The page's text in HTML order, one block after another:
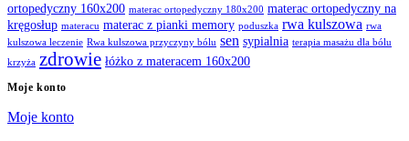
ortopedyczny 160x200 materac ortopedyczny 180x200 materac ortopedyczny na
kręgosłup materacu materac z pianki memory poduszka rwa kulszowa rwa
kulszowa leczenie Rwa kulszowa przyczyny bólu sen sypialnia terapia masażu dla bólu
krzyża zdrowie łóżko z materacem 160x200
Moje konto
Moje konto